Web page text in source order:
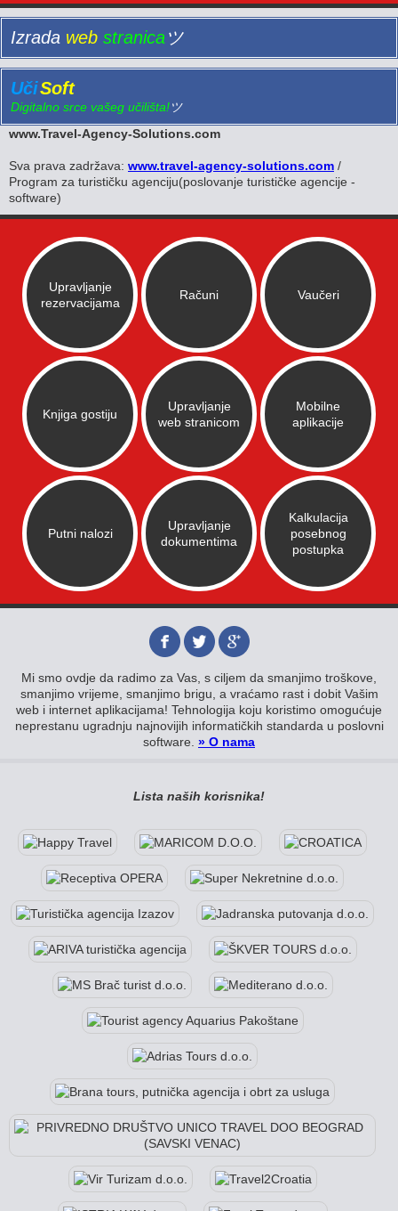
Izrada web stranica ツ
UčiSoft
Digitalno srce vašeg učilišta!ツ
www.Travel-Agency-Solutions.com
Sva prava zadržava: www.travel-agency-solutions.com /
Program za turističku agenciju(poslovanje turističke agencije -
software)
Upravljanje
rezervacijama
Računi Vaučeri
Knjiga gostiju
Upravljanje
web stranicom
Mobilne
aplikacije
Putni nalozi
Upravljanje
dokumentima
Kalkulacija
posebnog
postupka
Mi smo ovdje da radimo za Vas, s ciljem da smanjimo troškove,
smanjimo vrijeme, smanjimo brigu, a vraćamo rast i dobit Vašim
web i internet aplikacijama! Tehnologija koju koristimo omogućuje
neprestanu ugradnju najnovijih informatičkih standarda u poslovni
software. » O nama
Lista naših korisnika!